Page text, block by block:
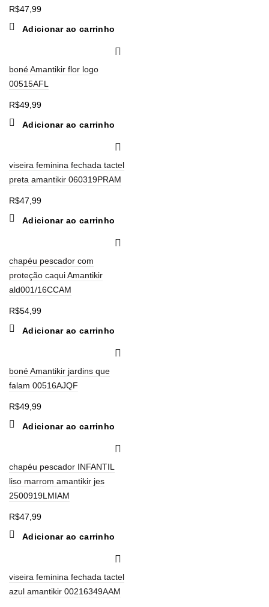
R$47,99
Adicionar ao carrinho
boné Amantikir flor logo
00515AFL
R$49,99
Adicionar ao carrinho
viseira feminina fechada tactel
preta amantikir 060319PRAM
R$47,99
Adicionar ao carrinho
chapéu pescador com
proteção caqui Amantikir
ald001/16CCAM
R$54,99
Adicionar ao carrinho
boné Amantikir jardins que
falam 00516AJQF
R$49,99
Adicionar ao carrinho
chapéu pescador INFANTIL
liso marrom amantikir jes
2500919LMIAM
R$47,99
Adicionar ao carrinho
viseira feminina fechada tactel
azul amantikir 00216349AAM